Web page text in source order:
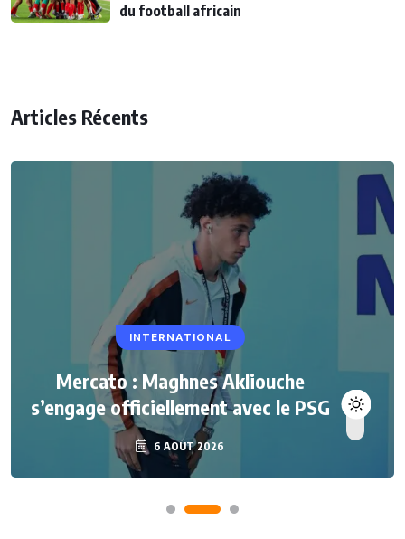
du football africain
Articles Récents
INTERNATIONAL
Mercato : Maghnes Akliouche
s’engage officiellement avec le PSG
6 AOÛT 2026